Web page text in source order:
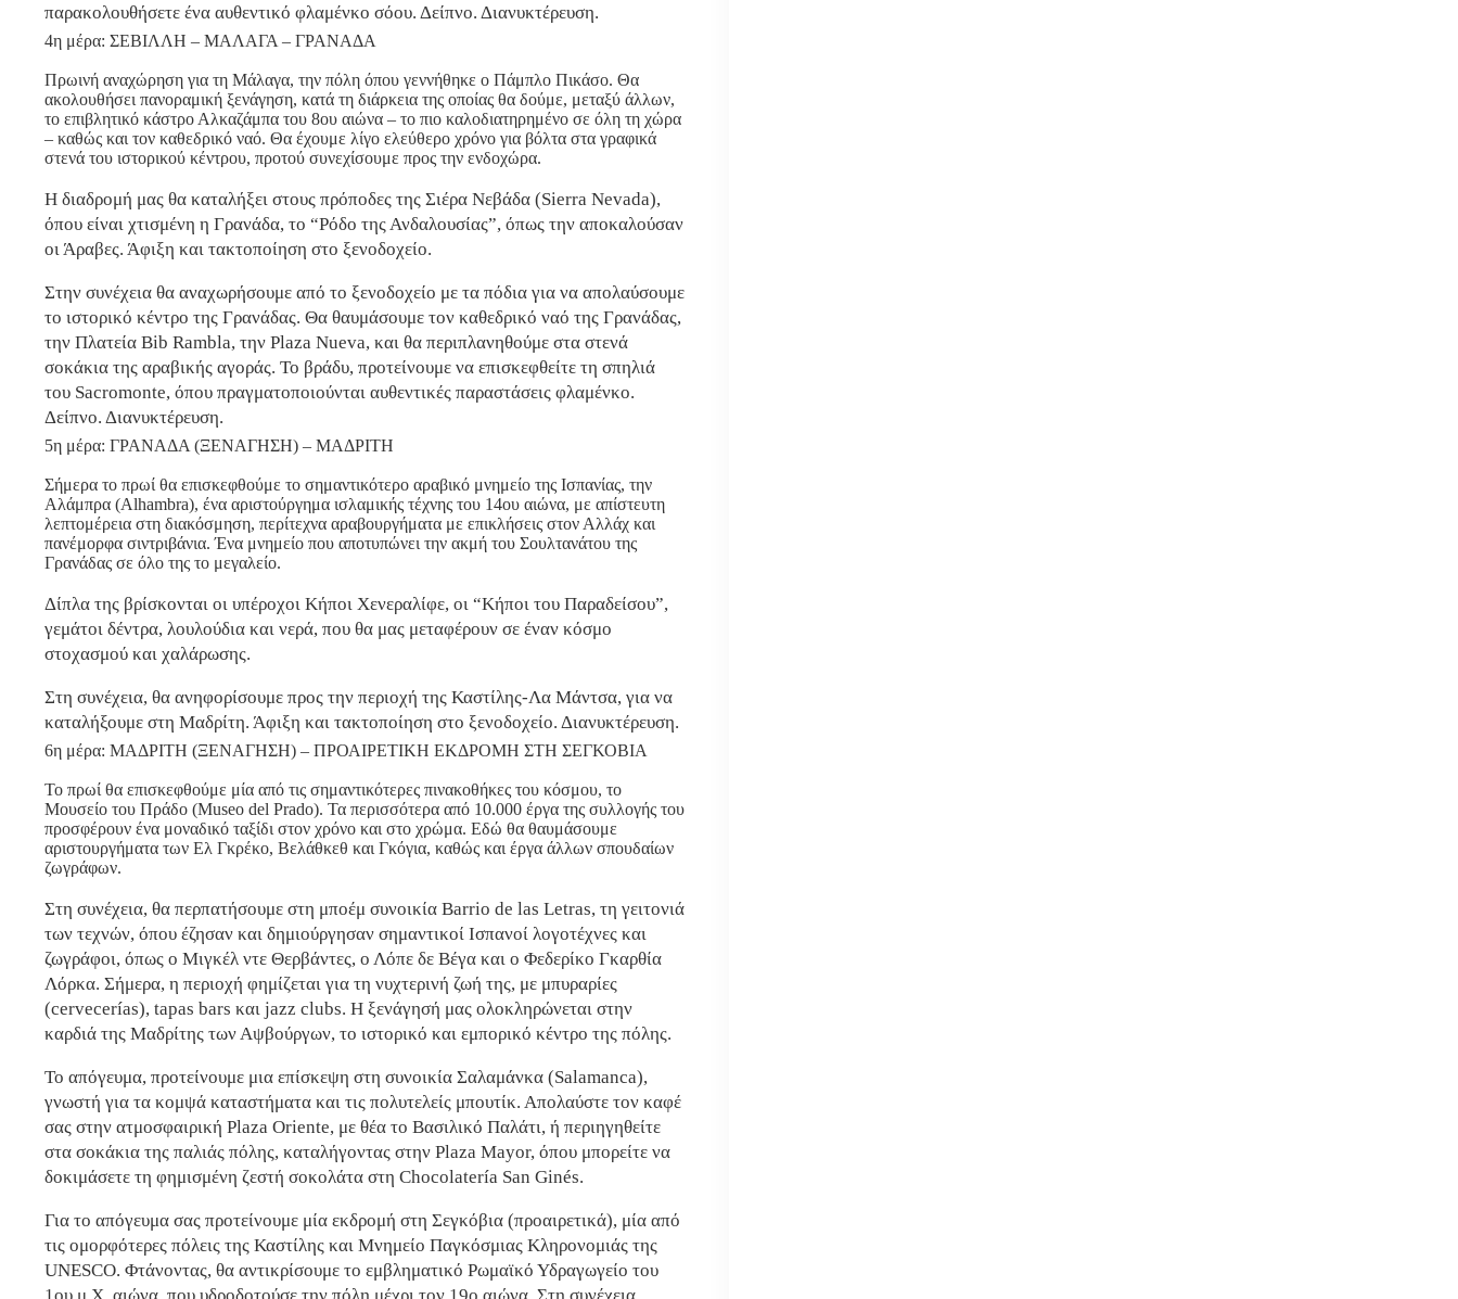
παρακολουθήσετε ένα αυθεντικό φλαμένκο σόου. Δείπνο. Διανυκτέρευση.
4η μέρα: ΣΕΒΙΛΛΗ – ΜΑΛΑΓΑ – ΓΡΑΝΑΔΑ
Πρωινή αναχώρηση για τη Μάλαγα, την πόλη όπου γεννήθηκε ο Πάμπλο Πικάσο. Θα
ακολουθήσει πανοραμική ξενάγηση, κατά τη διάρκεια της οποίας θα δούμε, μεταξύ άλλων,
το επιβλητικό κάστρο Αλκαζάμπα του 8ου αιώνα – το πιο καλοδιατηρημένο σε όλη τη χώρα
– καθώς και τον καθεδρικό ναό. Θα έχουμε λίγο ελεύθερο χρόνο για βόλτα στα γραφικά
στενά του ιστορικού κέντρου, προτού συνεχίσουμε προς την ενδοχώρα.
Η διαδρομή μας θα καταλήξει στους πρόποδες της Σιέρα Νεβάδα (Sierra Nevada),
όπου είναι χτισμένη η Γρανάδα, το “Ρόδο της Ανδαλουσίας”, όπως την αποκαλούσαν
οι Άραβες. Άφιξη και τακτοποίηση στο ξενοδοχείο.
Στην συνέχεια θα αναχωρήσουμε από το ξενοδοχείο με τα πόδια για να απολαύσουμε
το ιστορικό κέντρο της Γρανάδας. Θα θαυμάσουμε τον καθεδρικό ναό της Γρανάδας,
την Πλατεία Bib Rambla, την Plaza Nueva, και θα περιπλανηθούμε στα στενά
σοκάκια της αραβικής αγοράς. Το βράδυ, προτείνουμε να επισκεφθείτε τη σπηλιά
του Sacromonte, όπου πραγματοποιούνται αυθεντικές παραστάσεις φλαμένκο.
Δείπνο. Διανυκτέρευση.
5η μέρα: ΓΡΑΝΑΔΑ (ΞΕΝΑΓΗΣΗ) – ΜΑΔΡΙΤΗ
Σήμερα το πρωί θα επισκεφθούμε το σημαντικότερο αραβικό μνημείο της Ισπανίας, την
Αλάμπρα (Alhambra), ένα αριστούργημα ισλαμικής τέχνης του 14ου αιώνα, με απίστευτη
λεπτομέρεια στη διακόσμηση, περίτεχνα αραβουργήματα με επικλήσεις στον Αλλάχ και
πανέμορφα σιντριβάνια. Ένα μνημείο που αποτυπώνει την ακμή του Σουλτανάτου της
Γρανάδας σε όλο της το μεγαλείο.
Δίπλα της βρίσκονται οι υπέροχοι Κήποι Χενεραλίφε, οι “Κήποι του Παραδείσου”,
γεμάτοι δέντρα, λουλούδια και νερά, που θα μας μεταφέρουν σε έναν κόσμο
στοχασμού και χαλάρωσης.
Στη συνέχεια, θα ανηφορίσουμε προς την περιοχή της Καστίλης-Λα Μάντσα, για να
καταλήξουμε στη Μαδρίτη. Άφιξη και τακτοποίηση στο ξενοδοχείο. Διανυκτέρευση.
6η μέρα: ΜΑΔΡΙΤΗ (ΞΕΝΑΓΗΣΗ) – ΠΡΟΑΙΡΕΤΙΚΗ ΕΚΔΡΟΜΗ ΣΤΗ ΣΕΓΚΟΒΙΑ
Το πρωί θα επισκεφθούμε μία από τις σημαντικότερες πινακοθήκες του κόσμου, το
Μουσείο του Πράδο (Museo del Prado). Τα περισσότερα από 10.000 έργα της συλλογής του
προσφέρουν ένα μοναδικό ταξίδι στον χρόνο και στο χρώμα. Εδώ θα θαυμάσουμε
αριστουργήματα των Ελ Γκρέκο, Βελάθκεθ και Γκόγια, καθώς και έργα άλλων σπουδαίων
ζωγράφων.
Στη συνέχεια, θα περπατήσουμε στη μποέμ συνοικία Barrio de las Letras, τη γειτονιά
των τεχνών, όπου έζησαν και δημιούργησαν σημαντικοί Ισπανοί λογοτέχνες και
ζωγράφοι, όπως ο Μιγκέλ ντε Θερβάντες, ο Λόπε δε Βέγα και ο Φεδερίκο Γκαρθία
Λόρκα. Σήμερα, η περιοχή φημίζεται για τη νυχτερινή ζωή της, με μπυραρίες
(cervecerías), tapas bars και jazz clubs. Η ξενάγησή μας ολοκληρώνεται στην
καρδιά της Μαδρίτης των Αψβούργων, το ιστορικό και εμπορικό κέντρο της πόλης.
Το απόγευμα, προτείνουμε μια επίσκεψη στη συνοικία Σαλαμάνκα (Salamanca),
γνωστή για τα κομψά καταστήματα και τις πολυτελείς μπουτίκ. Απολαύστε τον καφέ
σας στην ατμοσφαιρική Plaza Oriente, με θέα το Βασιλικό Παλάτι, ή περιηγηθείτε
στα σοκάκια της παλιάς πόλης, καταλήγοντας στην Plaza Mayor, όπου μπορείτε να
δοκιμάσετε τη φημισμένη ζεστή σοκολάτα στη Chocolatería San Ginés.
Για το απόγευμα σας προτείνουμε μία εκδρομή στη Σεγκόβια (προαιρετικά), μία από
τις ομορφότερες πόλεις της Καστίλης και Μνημείο Παγκόσμιας Κληρονομιάς της
UNESCO. Φτάνοντας, θα αντικρίσουμε το εμβληματικό Ρωμαϊκό Υδραγωγείο του
1ου μ.Χ. αιώνα, που υδροδοτούσε την πόλη μέχρι τον 19ο αιώνα. Στη συνέχεια,